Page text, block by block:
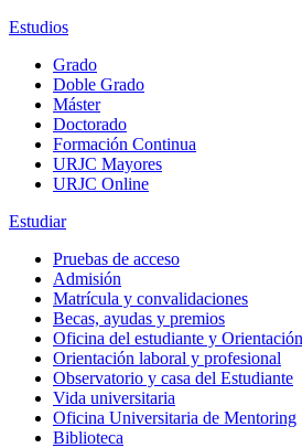
Estudios
Grado
Doble Grado
Máster
Doctorado
Formación Continua
URJC Mayores
URJC Online
Estudiar
Pruebas de acceso
Admisión
Matrícula y convalidaciones
Becas, ayudas y premios
Oficina del estudiante y
Orientación laboral y profesional
Observatorio y casa del Estudiante
Vida universitaria
Oficina Universitaria de Mentoring
Biblioteca